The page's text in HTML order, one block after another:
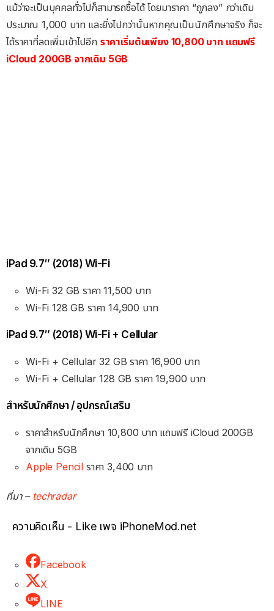
แม้ว่าจะเป็นบุคคลทั่วไปก็สามารถซื้อได้ โดยมาราคา “ถูกลง” กว่าเดิม
ประมาณ 1,000 บาท และยิ่งไปกว่านั้นหากคุณเป็นนักศึกษาจริง ก็จะ
ได้ราคาที่ลดเพิ่มเข้าไปอีก ราคาเริ่มต้นเพียง 10,800 บาท แถมฟรี
iCloud 200GB จากเดิม 5GB
iPad 9.7″ (2018) Wi-Fi
Wi-Fi 32 GB ราคา 11,500 บาท
Wi-Fi 128 GB ราคา 14,900 บาท
iPad 9.7″ (2018) Wi-Fi + Cellular
Wi-Fi + Cellular 32 GB ราคา 16,900 บาท
Wi-Fi + Cellular 128 GB ราคา 19,900 บาท
สำหรับนักศึกษา / อุปกรณ์เสริม
ราคาสำหรับนักศึกษา 10,800 บาท แถมฟรี iCloud 200GB
จากเดิม 5GB
Apple Pencil ราคา 3,400 บาท
ที่มา – techradar
ความคิดเห็น - Like เพจ iPhoneMod.net
Facebook
X
LINE